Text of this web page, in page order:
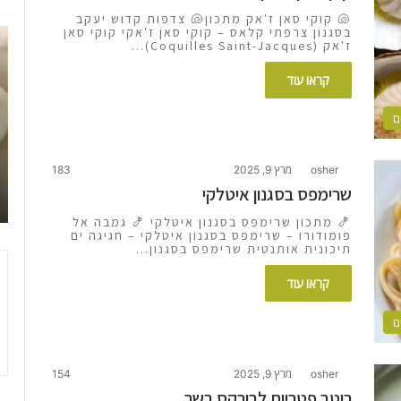
🐚 קוקי סאן ז'אק מתכון🐚 צדפות קדוש יעקב
בסגנון צרפתי קלאס – קוקי סאן ז'אקי קוקי סאן
ז'אק (Coquilles Saint-Jacques)…
קראו עוד
osher מרץ 9, 2025 183
שרימפס בסגנון איטלקי
🍤 מתכון שרימפס בסגנון איטלקי 🍤 גמבה אל
פומודורו – שרימפס בסגנון איטלקי – חגיגה ים
תיכונית אותנטית שרימפס בסגנון…
קראו עוד
osher מרץ 9, 2025 154